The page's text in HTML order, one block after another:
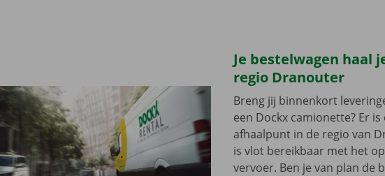
Je bestelwagen haal
regio Dranouter
Breng jij binnenkort
een Dockx camionette? Er is
afhaalpunt in de regio van
is vlot bereikbaar met het
vervoer. Ben je van plan de